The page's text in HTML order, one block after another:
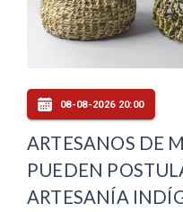
08-08-2026 20:00
ARTESANOS DE
PUEDEN
ARTESANÍA